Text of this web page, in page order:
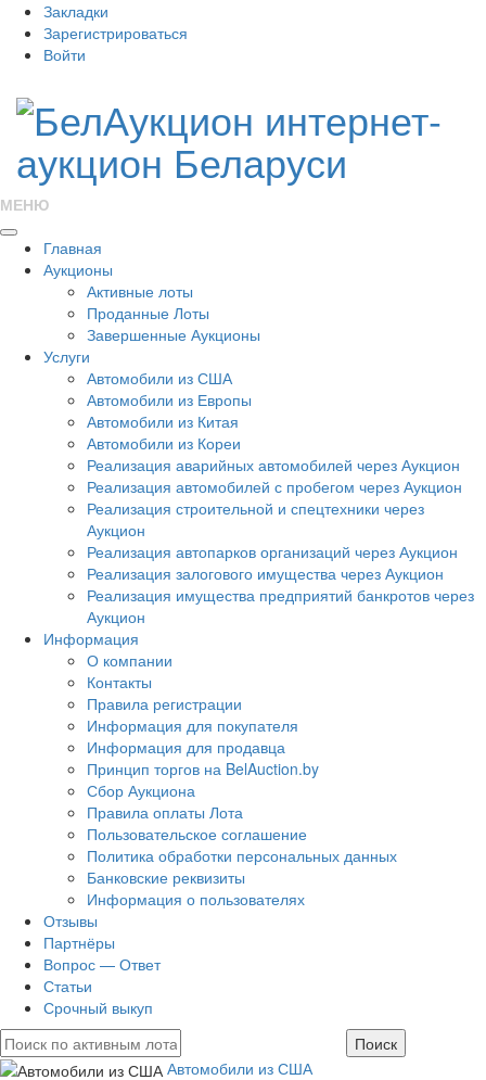
Закладки
Зарегистрироваться
Войти
МЕНЮ
Главная
Аукционы
Активные лоты
Проданные Лоты
Завершенные Аукционы
Услуги
Автомобили из США
Автомобили из Европы
Автомобили из Китая
Автомобили из Кореи
Реализация аварийных автомобилей через Аукцион
Реализация автомобилей с пробегом через Аукцион
Реализация строительной и спецтехники через
Аукцион
Реализация автопарков организаций через Аукцион
Реализация залогового имущества через Аукцион
Реализация имущества предприятий банкротов через
Аукцион
Информация
О компании
Контакты
Правила регистрации
Информация для покупателя
Информация для продавца
Принцип торгов на BelAuction.by
Сбор Аукциона
Правила оплаты Лота
Пользовательское соглашение
Политика обработки персональных данных
Банковские реквизиты
Информация о пользователях
Отзывы
Партнёры
Вопрос — Ответ
Статьи
Срочный выкуп
Автомобили из США